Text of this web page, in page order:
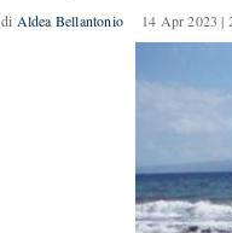
di Aldea Bellantonio 14 Apr 2023 |